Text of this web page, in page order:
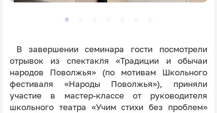
В завершении семинара гости посмотрели
отрывок из спектакля «Традиции и обычаи
народов Поволжья» (по мотивам Школьного
фестиваля «Народы Поволжья»), приняли
участие в мастер-классе от руководителя
школьного театра «Учим стихи без проблем»